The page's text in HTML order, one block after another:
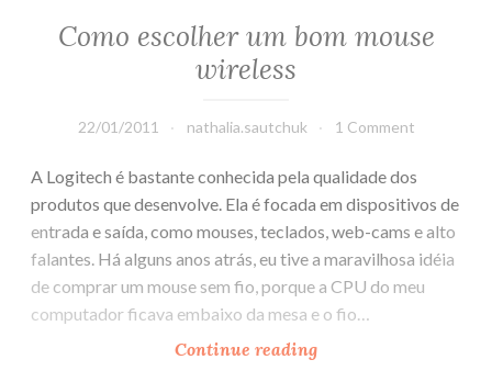
Como escolher um bom mouse
wireless
22/01/2011 nathalia.sautchuk 1 Comment
A Logitech é bastante conhecida pela qualidade dos
produtos que desenvolve. Ela é focada em dispositivos de
entrada e saída, como mouses, teclados, web-cams e alto
falantes. Há alguns anos atrás, eu tive a maravilhosa idéia
de comprar um mouse sem fio, porque a CPU do meu
computador ficava embaixo da mesa e o fio…
Continue reading